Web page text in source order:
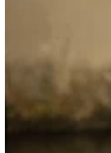
2015 Commande
UN